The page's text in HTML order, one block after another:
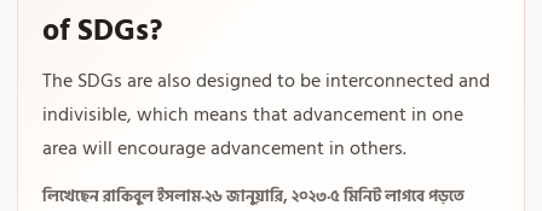
of SDGs?
The SDGs are also designed to be interconnected and
indivisible, which means that advancement in one
area will encourage advancement in others.
লিখেছেন রাকিবুল ইসলাম·২৬ জানুয়ারি, ২০২৩·৫ মিনিট লাগবে পড়তে